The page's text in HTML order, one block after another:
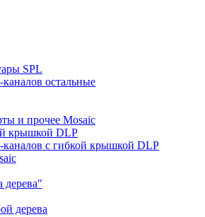
SPL
остальные
и прочее Mosaic
крышкой DLP
каналов с гибкой крышкой DLP
дерева"
дерева